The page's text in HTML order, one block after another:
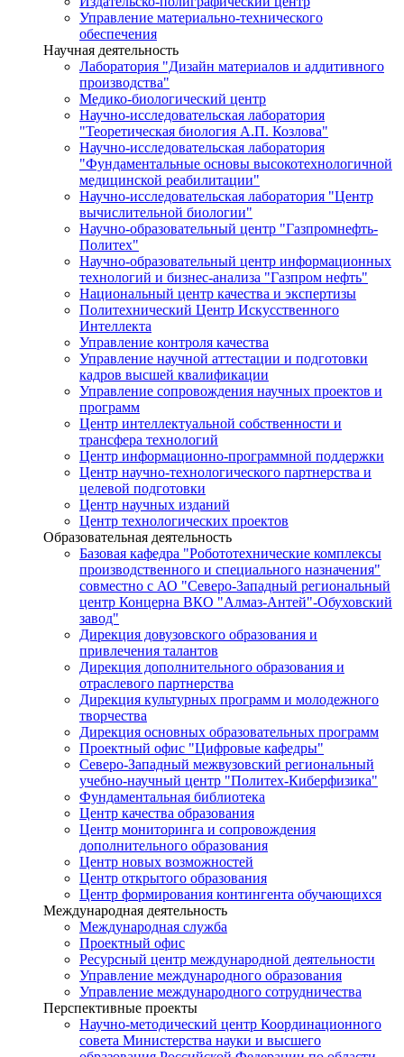
Управление материально-технического
обеспечения
Научная деятельность
Лаборатория "Дизайн материалов и аддитивного
производства"
Медико-биологический центр
Научно-исследовательская лаборатория
"Теоретическая биология А.П. Козлова"
Научно-исследовательская лаборатория
"Фундаментальные основы высокотехнологичной
медицинской реабилитации"
Научно-исследовательская лаборатория "Центр
вычислительной биологии"
Научно-образовательный центр "Газпромнефть-
Политех"
Научно-образовательный центр информационных
технологий и бизнес-анализа "Газпром нефть"
Национальный центр качества и экспертизы
Политехнический Центр Искусственного
Интеллекта
Управление контроля качества
Управление научной аттестации и подготовки
кадров высшей квалификации
Управление сопровождения научных проектов и
программ
Центр интеллектуальной собственности и
трансфера технологий
Центр информационно-программной поддержки
Центр научно-технологического партнерства и
целевой подготовки
Центр научных изданий
Центр технологических проектов
Образовательная деятельность
Базовая кафедра "Робототехнические комплексы
производственного и специального назначения"
совместно с АО "Северо-Западный региональный
центр Концерна ВКО "Алмаз-Антей"-Обуховский
завод"
Дирекция довузовского образования и
привлечения талантов
Дирекция дополнительного образования и
отраслевого партнерства
Дирекция культурных программ и молодежного
творчества
Дирекция основных образовательных программ
Проектный офис "Цифровые кафедры"
Северо-Западный межвузовский региональный
учебно-научный центр "Политех-Киберфизика"
Фундаментальная библиотека
Центр качества образования
Центр мониторинга и сопровождения
дополнительного образования
Центр новых возможностей
Центр открытого образования
Центр формирования контингента обучающихся
Международная деятельность
Международная служба
Проектный офис
Ресурсный центр международной деятельности
Управление международного образования
Управление международного сотрудничества
Перспективные проекты
Научно-методический центр Координационного
совета Министерства науки и высшего